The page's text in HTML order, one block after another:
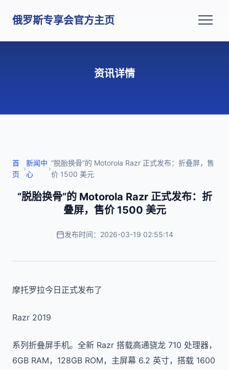
俄罗斯专享会官方主页
资讯详情
首
页
›
新闻中
心
›
“脱胎换骨”的 Motorola Razr 正式发布：折叠屏，售
价 1500 美元
“脱胎换骨”的 Motorola Razr 正式发布：折
叠屏，售价 1500 美元
发布时间：2026-03-19 02:55:14
摩托罗拉今日正式发布了
Razr 2019
系列折叠屏手机。全新 Razr 搭载高通骁龙 710 处理器，
6GB RAM，128GB ROM，主屏幕 6.2 英寸，搭载 1600